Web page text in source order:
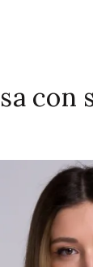
con